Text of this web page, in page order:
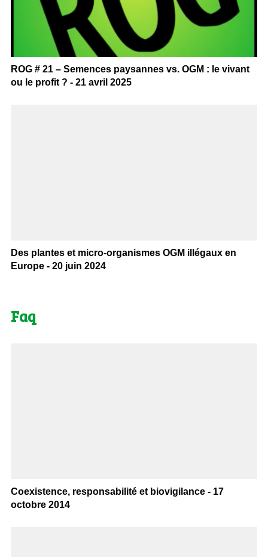
ROG # 21 – Semences paysannes vs. OGM : le vivant
ou le profit ? - 21 avril 2025
Des plantes et micro-organismes OGM illégaux en
Europe - 20 juin 2024
Faq
Coexistence, responsabilité et biovigilance - 17
octobre 2014